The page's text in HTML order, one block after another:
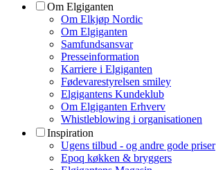
Om Elgiganten
Om Elkjøp Nordic
Om Elgiganten
Samfundsansvar
Presseinformation
Karriere i Elgiganten
Fødevarestyrelsen smiley
Elgigantens Kundeklub
Om Elgiganten Erhverv
Whistleblowing i organisationen
Inspiration
Ugens tilbud - og andre gode priser
Epoq køkken & bryggers